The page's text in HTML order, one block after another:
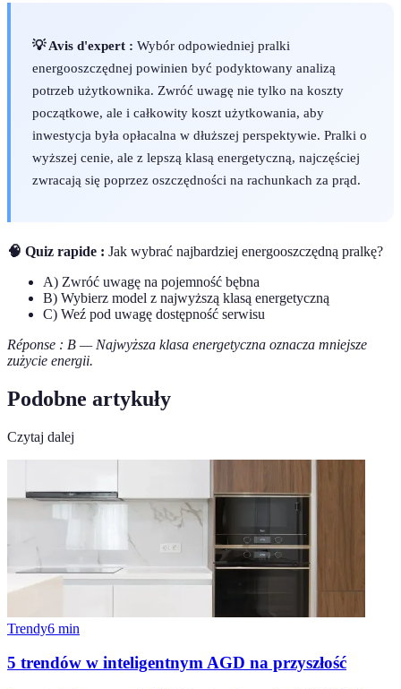
💡 Avis d'expert : Wybór odpowiedniej pralki
energooszczędnej powinien być podyktowany analizą
potrzeb użytkownika. Zwróć uwagę nie tylko na koszty
początkowe, ale i całkowity koszt użytkowania, aby
inwestycja była opłacalna w dłuższej perspektywie. Pralki o
wyższej cenie, ale z lepszą klasą energetyczną, najczęściej
zwracają się poprzez oszczędności na rachunkach za prąd.
🧠 Quiz rapide : Jak wybrać najbardziej energooszczędną pralkę?
A) Zwróć uwagę na pojemność bębna
B) Wybierz model z najwyższą klasą energetyczną
C) Weź pod uwagę dostępność serwisu
Réponse : B — Najwyższa klasa energetyczna oznacza mniejsze
zużycie energii.
Podobne artykuły
Czytaj dalej
Trendy6 min
5 trendów w inteligentnym AGD na przyszłość